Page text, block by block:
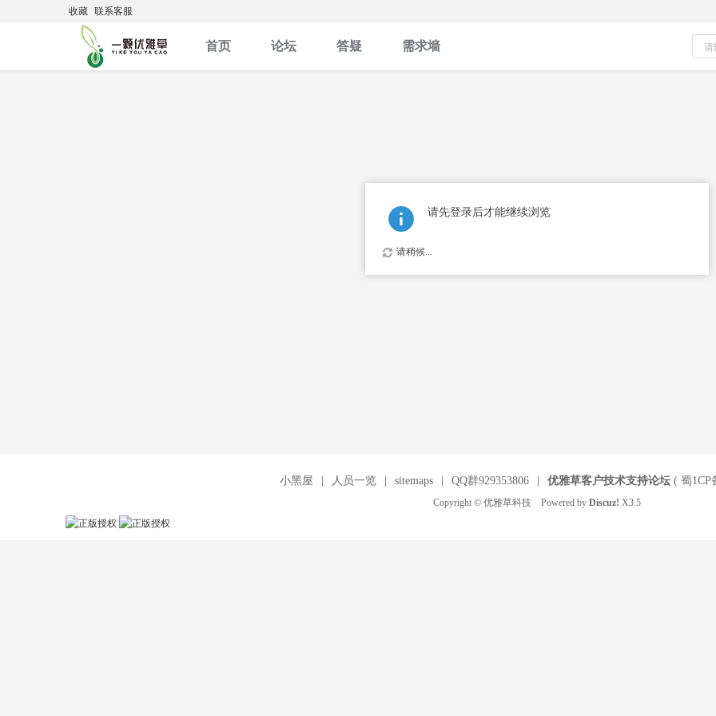
收藏 联系客服
首页 论坛 答疑 需求墙
请先登录后才能继续浏览
请稍候...
小黑屋 人员一览 sitemaps QQ群929353806 优雅草客户技术支持论坛( 蜀1CP
Copyright © 优雅草科技 Powered by Discuz! X3.5